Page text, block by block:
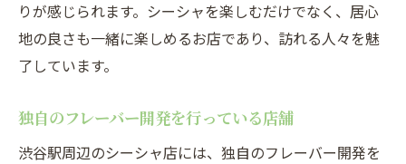
りが感じられます。シーシャを楽しむだけでなく、居心
地の良さも一緒に楽しめるお店であり、訪れる人々を魅
了しています。
独自のフレーバー開発を行っている店舗
渋谷駅周辺のシーシャ店には、独自のフレーバー開発を